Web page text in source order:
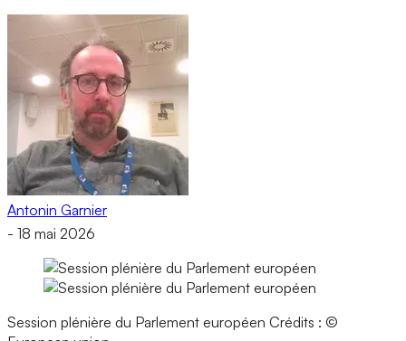
Antonin Garnier
- 18 mai 2026
Session plénière du Parlement européen Crédits : ©